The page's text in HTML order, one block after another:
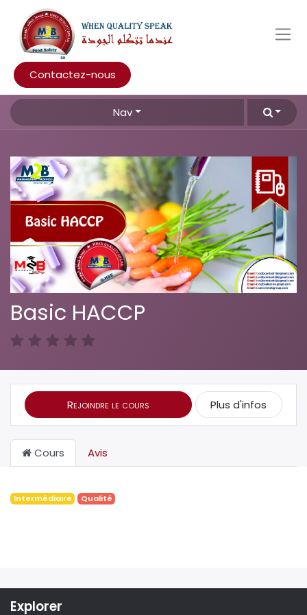
Contactez-nous
Nav
Basic HACCP
Rejoindre le cours Plus d'infos
Cours Avis
Intermédiaire Qualité
Explorer